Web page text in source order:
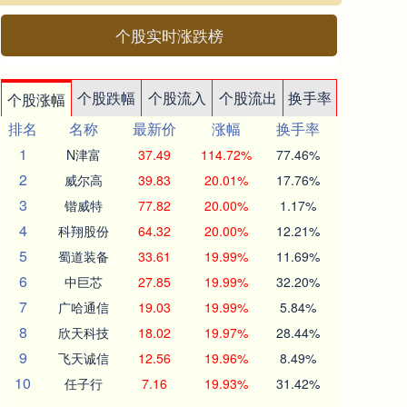
个股实时涨跌榜
个股涨幅 个股跌幅 个股流入 个股流出
换手率
排名
名称 最新价 涨幅
换手率
1
N津富 37.49 114.72% 77.46%
2 威尔高 39.83 20.01% 17.76%
3 锴威特 77.82 20.00% 1.17%
4 科翔股份 64.32 20.00% 12.21%
5 蜀道装备 33.61 19.99% 11.69%
6 中巨芯 27.85 19.99% 32.20%
7 广哈通信 19.03 19.99% 5.84%
8 欣天科技 18.02 19.97% 28.44%
9 飞天诚信 12.56 19.96% 8.49%
10 任子行 7.16 19.93% 31.42%